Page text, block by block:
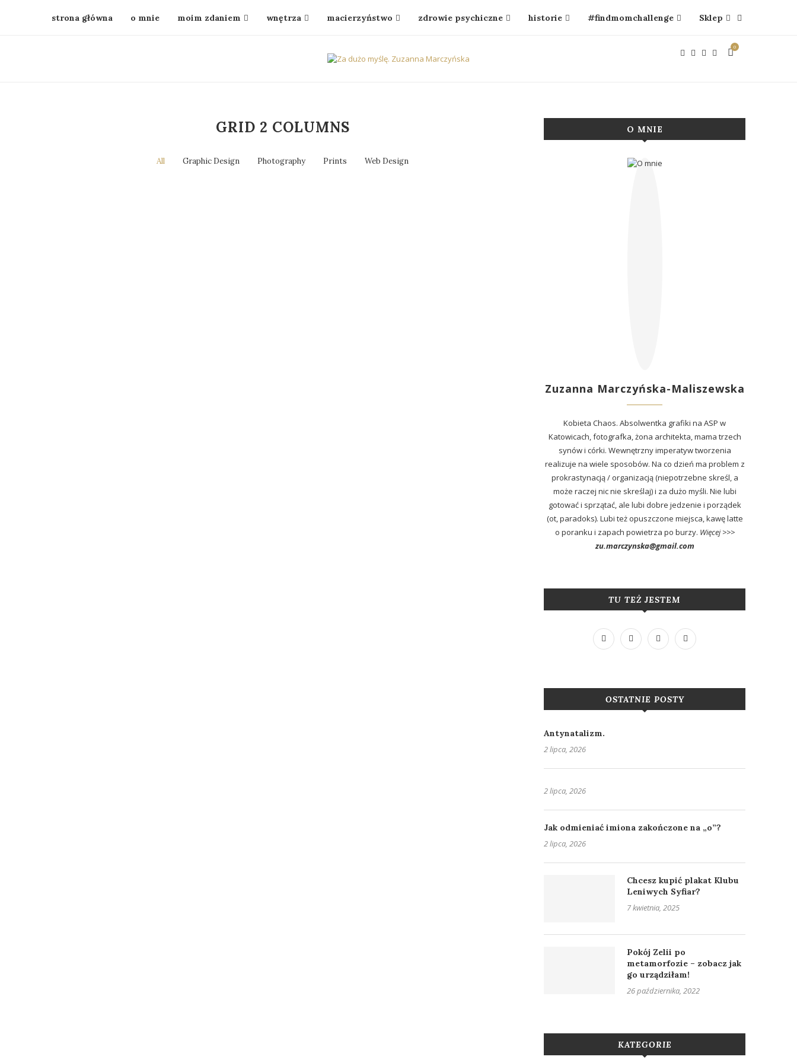
strona główna o mnie moim zdaniem wnętrza macierzyństwo zdrowie psychiczne historie #findmomchallenge Sklep
0
GRID 2 COLUMNS
All Graphic Design Photography Prints Web Design
O MNIE
Zuzanna Marczyńska-Maliszewska
Kobieta Chaos. Absolwentka grafiki na ASP w
Katowicach, fotografka, żona architekta, mama trzech
synów i córki. Wewnętrzny imperatyw tworzenia
realizuje na wiele sposobów. Na co dzień ma problem z
prokrastynacją / organizacją (niepotrzebne skreśl, a
może raczej nic nie skreślaj) i za dużo myśli. Nie lubi
gotować i sprzątać, ale lubi dobre jedzenie i porządek
(ot, paradoks). Lubi też opuszczone miejsca, kawę latte
o poranku i zapach powietrza po burzy. Więcej >>>
zu.marczynska@gmail.com
TU TEŻ JESTEM
OSTATNIE POSTY
Antynatalizm.
2 lipca, 2026
2 lipca, 2026
Jak odmieniać imiona zakończone na „o”?
2 lipca, 2026
Chcesz kupić plakat Klubu
Leniwych Syfiar?
7 kwietnia, 2025
Pokój Zelii po
metamorfozie – zobacz jak
go urządziłam!
26 października, 2022
KATEGORIE